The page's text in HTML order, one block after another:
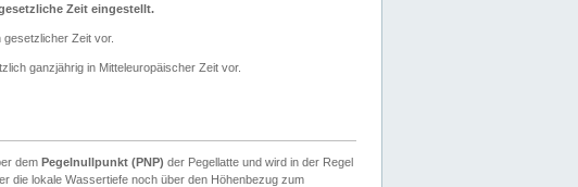
Zeit eingestellt.
gesetzlicher Zeit vor.
ganzjährig in Mitteleuropäischer Zeit vor.
dem Pegelnullpunkt (PNP) der Pegellatte und wird in der Regel
die lokale Wassertiefe noch über den Höhenbezug zum